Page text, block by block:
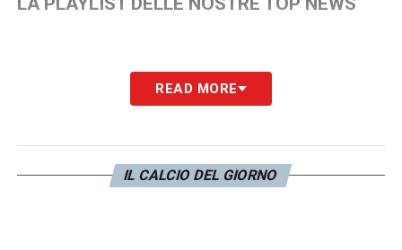
READ MORE
IL CALCIO DEL GIORNO